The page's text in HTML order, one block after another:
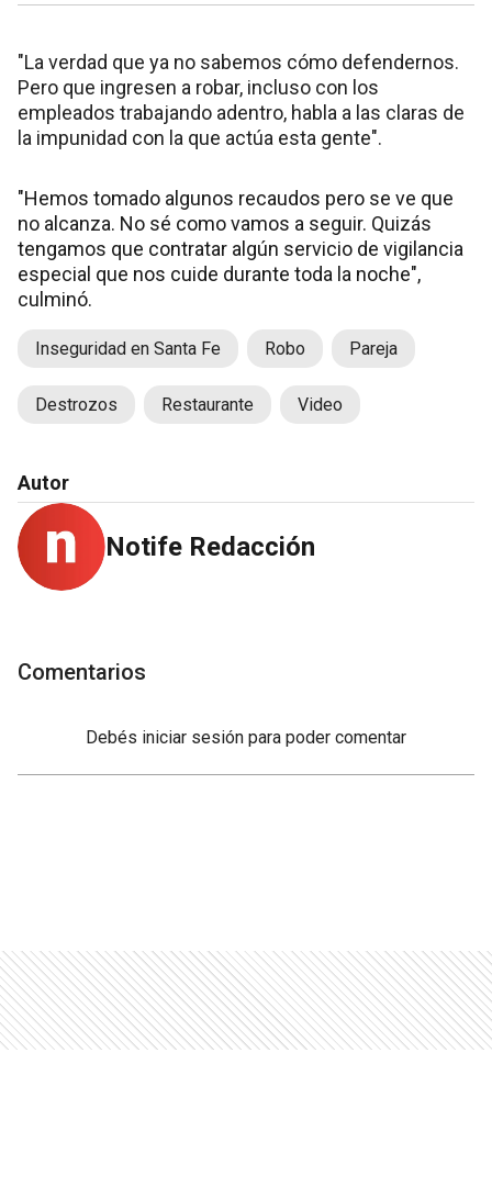
"La verdad que ya no sabemos cómo defendernos.
Pero que ingresen a robar, incluso con los
empleados trabajando adentro, habla a las claras de
la impunidad con la que actúa esta gente".
"Hemos tomado algunos recaudos pero se ve que
no alcanza. No sé como vamos a seguir. Quizás
tengamos que contratar algún servicio de vigilancia
especial que nos cuide durante toda la noche",
culminó.
Inseguridad en Santa Fe Robo Pareja
Destrozos Restaurante Video
Autor
Notife Redacción
Comentarios
Debés iniciar sesión para poder comentar